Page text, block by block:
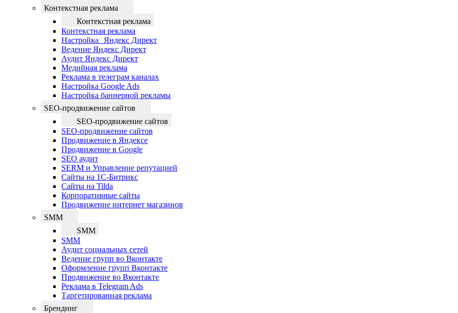
Контекстная реклама
Контекстная реклама
Контекстная реклама
Настройка Яндекс Директ
Ведение Яндекс Директ
Аудит Яндекс Директ
Медийная реклама
Реклама в телеграм каналах
Настройка Google Ads
Настройка баннерной рекламы
SEO-продвижение сайтов
SEO-продвижение сайтов
SEO-продвижение сайтов
Продвижение в Яндексе
Продвижение в Google
SEO аудит
SERM и Управление репутацией
Сайты на 1С-Битрикс
Сайты на Tilda
Корпоративные сайты
Продвижение интернет магазинов
SMM
SMM
SMM
Аудит социальных сетей
Ведение групп во Вконтакте
Оформление групп Вконтакте
Продвижение во Вконтакте
Реклама в Telegram Ads
Таргетированная реклама
Брендинг